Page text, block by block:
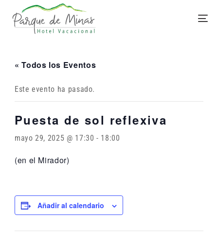
« Todos los Eventos
Este evento ha pasado.
Puesta de sol reflexiva
mayo 29, 2025 @ 17:30 - 18:00
(en el Mirador)
Añadir al calendario